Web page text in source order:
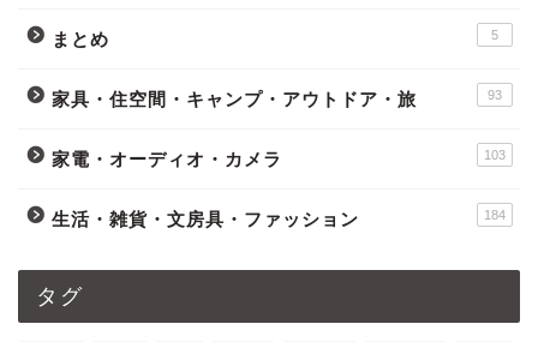
まとめ 5
家具・住空間・キャンプ・アウトドア・旅 93
家電・オーディオ・カメラ 103
生活・雑貨・文房具・ファッション 184
タグ